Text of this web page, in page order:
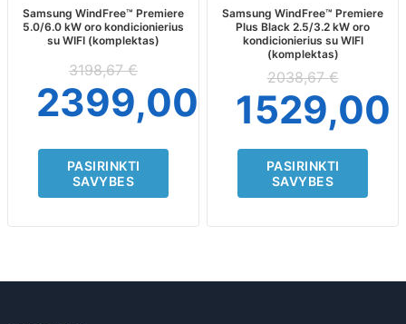
Samsung WindFree™ Premiere
5.0/6.0 kW oro kondicionierius
su WIFI (komplektas)
3198,67€
2399,00
PASIRINKTI
SAVYBES
may
be
chosen
on
the
product
page
Samsung WindFree™ Premiere
Plus Black 2.5/3.2 kW oro
kondicionierius su WIFI
(komplektas)
2038,67€
1529,00
PASIRINKTI
SAVYBES
may
be
chosen
on
the
product
page